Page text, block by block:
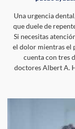
Una urgencia
que duele de
Si necesitas
el dolor mientras el
cuenta con tres
doctores Albert A.